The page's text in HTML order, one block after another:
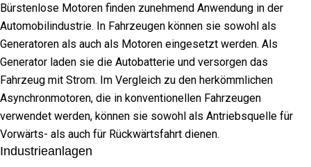
Bürstenlose Motoren finden zunehmend Anwendung in der
Automobilindustrie. In Fahrzeugen können sie sowohl als
Generatoren als auch als Motoren eingesetzt werden. Als
Generator laden sie die Autobatterie und versorgen das
Fahrzeug mit Strom. Im Vergleich zu den herkömmlichen
Asynchronmotoren, die in konventionellen Fahrzeugen
verwendet werden, können sie sowohl als Antriebsquelle für
Vorwärts- als auch für Rückwärtsfahrt dienen.
Industrieanlagen